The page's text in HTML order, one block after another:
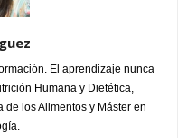
El aprendizaje nunca
Humana y Dietética,
de los Alimentos y Máster en